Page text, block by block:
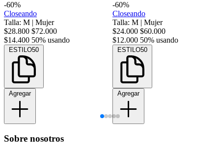
-60%
Closeando
Talla: M | Mujer
$28.800 $72.000
$14.400 50% usando
ESTILO50
Agregar
-60%
Closeando
Talla: M | Mujer
$24.000 $60.000
$12.000 50% usando
ESTILO50
Agregar
Sobre nosotros